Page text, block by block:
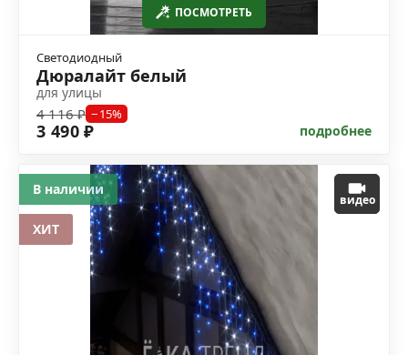
ПОСМОТРЕТЬ
Светодиодный
Дюралайт белый
для улицы
4 116 ₽ −15%
3 490 ₽ подробнее
видео
В наличии
ХИТ